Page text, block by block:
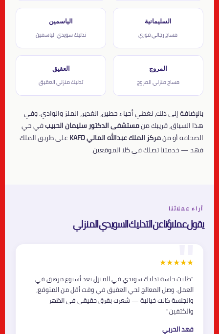
السليمانية
مساج رجالي فوري
الياسمين
تدليك سويدي الياسمين
المروج
مساج منزلي المروج
العقيق
تدليك منزلي العقيق
بالإضافة إلى ذلك، نغطي أحياء حطين، الغدير، الملز والوادي. وفي
هذا السياق، قريبك منمستشفى الدكتور سليمان الحبيبفي حي
الصحافة أو منمركز الملك عبدالله المالي KAFD
على طريق الملك
فهد — خدمتنا تصلك في كلا الموقعين.
آراء عملائنا
يقول عملاؤنا عن التدليك السويدي المنزلي
★★★★★
"طلبت جلسة تدليك سويدي في المنزل بعد أسبوع مرهق في
العمل. وصل المعالج لحي العقيق في وقت أقل من المتوقع،
والجلسة كانت خيالية — شعرت بفرق حقيقي في الظهر
والكتفين."
فهد الحربي